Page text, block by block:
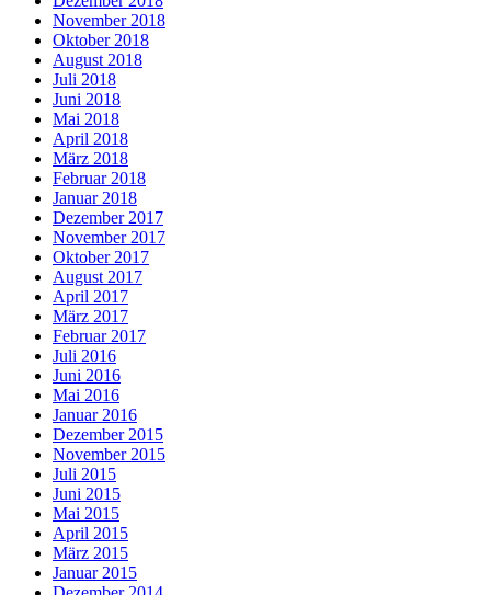
November 2018
Oktober 2018
August 2018
Juli 2018
Juni 2018
Mai 2018
April 2018
März 2018
Februar 2018
Januar 2018
Dezember 2017
November 2017
Oktober 2017
August 2017
April 2017
März 2017
Februar 2017
Juli 2016
Juni 2016
Mai 2016
Januar 2016
Dezember 2015
November 2015
Juli 2015
Juni 2015
Mai 2015
April 2015
März 2015
Januar 2015